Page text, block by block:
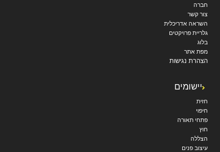
חברה
צור קשר
השראה אדריכלית
גלריית פרויקטים
בלוג
מפת אתר
הצהרת נגישות
יישומים
חזית
חיפוי
פתחי תאורה
חוץ
הצללה
עיצוב פנים